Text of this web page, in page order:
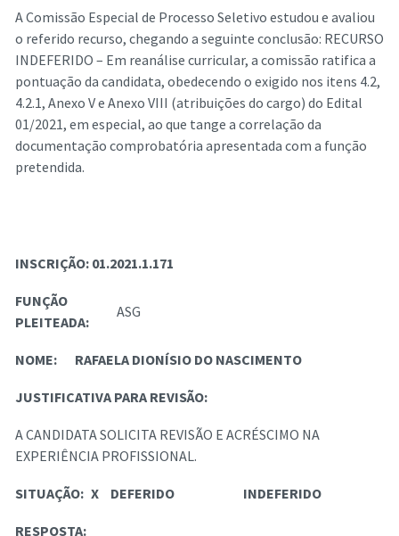
A Comissão Especial de Processo Seletivo estudou e avaliou
o referido recurso, chegando a seguinte conclusão: RECURSO
INDEFERIDO – Em reanálise curricular, a comissão ratifica a
pontuação da candidata, obedecendo o exigido nos itens 4.2,
4.2.1, Anexo V e Anexo VIII (atribuições do cargo) do Edital
01/2021, em especial, ao que tange a correlação da
documentação comprobatória apresentada com a função
pretendida.
INSCRIÇÃO: 01.2021.1.171
FUNÇÃO
PLEITEADA:
ASG
NOME: RAFAELA DIONÍSIO DO NASCIMENTO
JUSTIFICATIVA PARA REVISÃO:
A CANDIDATA SOLICITA REVISÃO E ACRÉSCIMO NA
EXPERIÊNCIA PROFISSIONAL.
SITUAÇÃO: X DEFERIDO INDEFERIDO
RESPOSTA: